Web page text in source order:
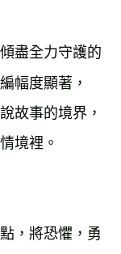
盡全力守護的
幅度顯著，
故事的境界，
境裡。
，將恐懼，勇